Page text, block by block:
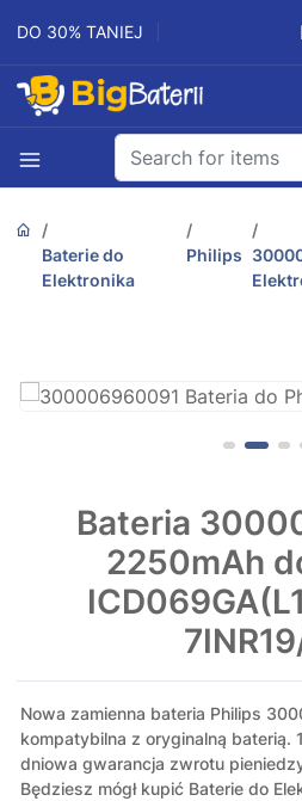
DO 30% TANIEJ
Baterie do
Elektronika
Philips
Bateria
2250mAh
Nowa zamienna bateria Philips
kompatybilna z oryginalną baterią.
dniowa gwarancja zwrotu
Będziesz mógł kupić Baterie do